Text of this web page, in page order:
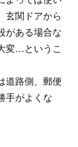
玄関ドアから
がある場合な
変…というこ
道路側、郵便
手がよくな